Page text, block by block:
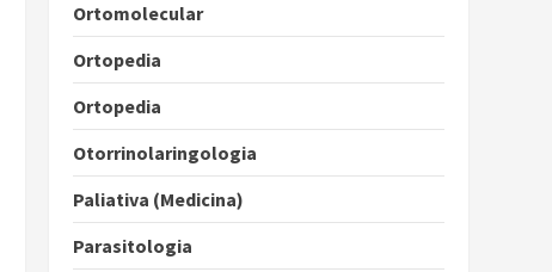
Ortomolecular
Ortopedia
Ortopedia
Otorrinolaringologia
Paliativa (Medicina)
Parasitologia